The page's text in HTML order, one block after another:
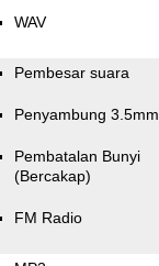
WAV
Pembesar suara
Penyambung 3.5mm
Pembatalan Bunyi
(Bercakap)
FM Radio